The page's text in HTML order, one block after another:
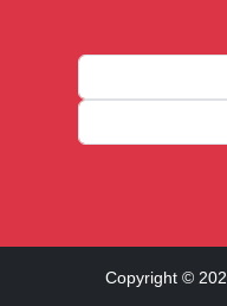
Copyright ©